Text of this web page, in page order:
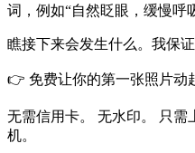
词，例如“自然眨眼，缓慢呼
瞧接下来会发生什么。我保证
👉 免费让你的第一张照片动
无需信用卡。 无水印。 只需
机。